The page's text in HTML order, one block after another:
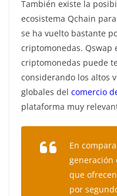
También existe la
ecosistema Qchain
se ha vuelto bastante
criptomonedas. Qswap
criptomonedas puede
considerando los altos
globales del comercio
plataforma muy
En
generación
que
por